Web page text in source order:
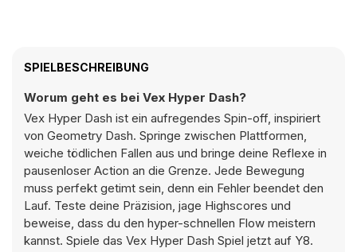
SPIELBESCHREIBUNG
Worum geht es bei Vex Hyper Dash?
Vex Hyper Dash ist ein aufregendes Spin-off, inspiriert
von Geometry Dash. Springe zwischen Plattformen,
weiche tödlichen Fallen aus und bringe deine Reflexe in
pausenloser Action an die Grenze. Jede Bewegung
muss perfekt getimt sein, denn ein Fehler beendet den
Lauf. Teste deine Präzision, jage Highscores und
beweise, dass du den hyper-schnellen Flow meistern
kannst. Spiele das Vex Hyper Dash Spiel jetzt auf Y8.